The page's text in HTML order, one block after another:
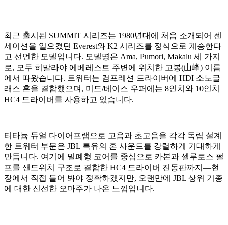
최근 출시된 SUMMIT 시리즈는 1980년대에 처음 소개되어 센
세이션을 일으켰던 Everest와 K2 시리즈를 정식으로 계승한다
고 선언한 모델입니다. 모델명은 Ama, Pumori, Makalu 세 가지
로, 모두 히말라야 에베레스트 주변에 위치한 고봉(山峰) 이름
에서 따왔습니다. 트위터는 컴프레션 드라이버에 HDI 소노글
래스 혼을 결합했으며, 미드/베이스 우퍼에는 8인치와 10인치
HC4 드라이버를 사용하고 있습니다.
티타늄 듀얼 다이어프램으로 고음과 초고음을 각각 독립 설계
한 트위터 부문은 JBL 특유의 혼 사운드를 강렬하게 기대하게
만듭니다. 여기에 밀폐형 코어를 중심으로 카본과 셀루로스 펄
프를 샌드위치 구조로 결합한 HC4 드라이버 진동판까지—현
장에서 직접 들어 봐야 정확하겠지만, 오랜만에 JBL 상위 기종
에 대한 신선한 오마주가 나온 느낌입니다.